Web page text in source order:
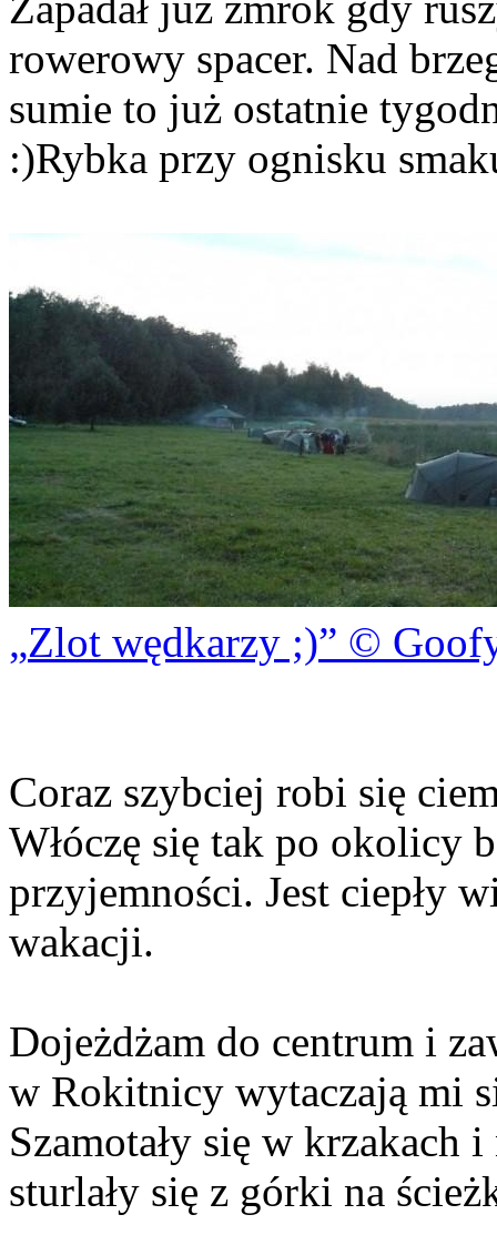
rowerowy spacer. Nad
sumie to już ostatnie
:)Rybka przy ognisku
Zlot wędkarzy ;) ©
Coraz szybciej robi się
Włóczę się tak po okolicy
przyjemności. Jest ciepły
wakacji.
Dojeżdżam do centrum i
w Rokitnicy wytaczają mi
Szamotały się w krzakach
sturlały się z górki na